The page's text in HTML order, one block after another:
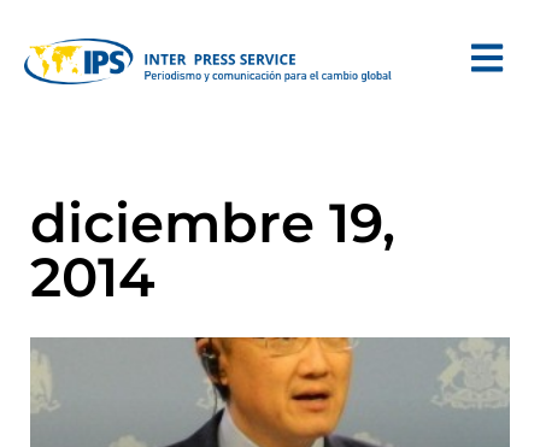
diciembre 19,
2014